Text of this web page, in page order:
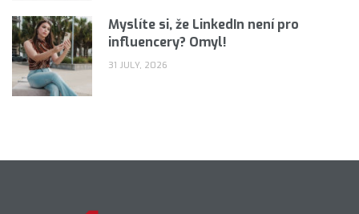
Myslíte si, že LinkedIn není pro
influencery? Omyl!
31 JULY, 2026